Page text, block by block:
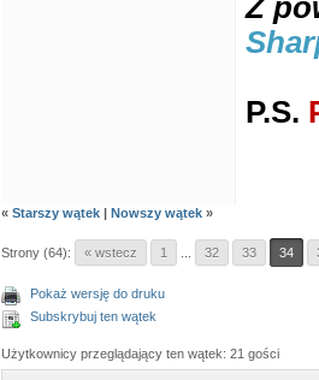
Z
P.S.
« Starszy wątek | Nowszy wątek »
Strony (64): « wstecz 1 32 33 34
Pokaż wersję do druku
Subskrybuj ten wątek
Użytkownicy przeglądający ten wątek: 21 gości